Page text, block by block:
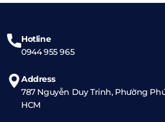
Hotline
0944 955 965
Address
787 Nguyễn Duy Trinh, Phường
HCM